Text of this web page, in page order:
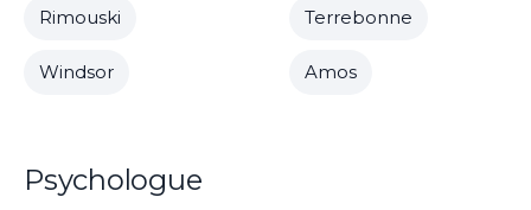
Rimouski Terrebonne
Windsor Amos
Psychologue